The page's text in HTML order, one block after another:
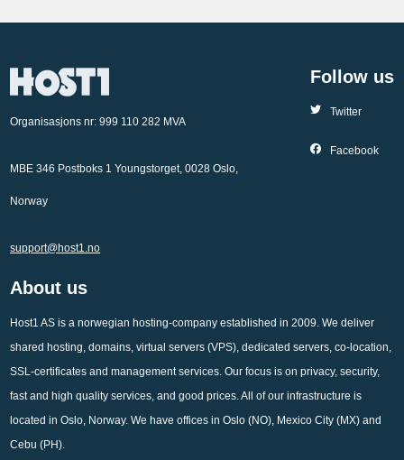
Organisasjons nr: 999 110 282 MVA
MBE 346 Postboks 1 Youngstorget, 0028 Oslo,
Norway
support@host1.no
Follow us
Twitter
Facebook
About us
Host1 AS is a norwegian hosting-company established in 2009. We deliver
shared hosting, domains, virtual servers (VPS), dedicated servers, co-location,
SSL-certificates and management services. Our focus is on privacy, security,
fast and high quality services, and good prices. All of our infrastructure is
located in Oslo, Norway. We have offices in Oslo (NO), Mexico City (MX) and
Cebu (PH).